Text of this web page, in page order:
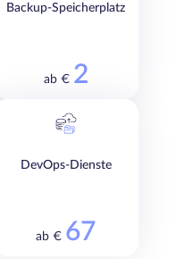
Backup-Speicherplatz
ab € 2
DevOps-Dienste
ab € 67